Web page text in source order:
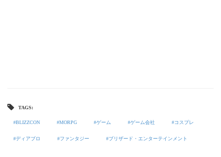
TAGS:
BLIZZCON MORPG ゲーム ゲーム会社 コスプレ
ディアブロ ファンタジー ブリザード・エンターテインメント